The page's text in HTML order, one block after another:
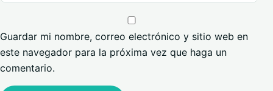
Guardar mi nombre, correo electrónico y sitio web en
este navegador para la próxima vez que haga un
comentario.